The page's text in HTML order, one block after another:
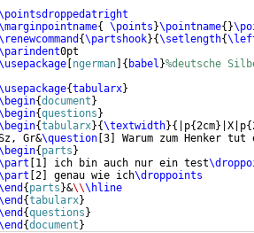
{ \points }\pointname{ }
{\partshook}{\setlength{
0pt
ngerman { babel }%deutsche
{tabularx}
{document }
{questions }
{tabularx}{\textwidth}{ |p{2cm} |X|p{
Gr&\question 3
Warum zum Henker
{ parts }
1 ich bin auch nur ein test
2 genau wie ich\droppoints
{ parts }&\\\hline
{tabularx}
{questions }
{document }